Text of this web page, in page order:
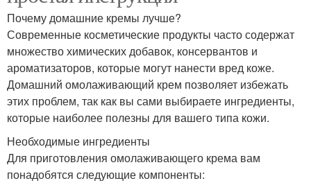
Почему домашние кремы лучше?
Современные косметические продукты часто содержат
множество химических добавок, консервантов и
ароматизаторов, которые могут нанести вред коже.
Домашний омолаживающий крем позволяет избежать
этих проблем, так как вы сами выбираете ингредиенты,
которые наиболее полезны для вашего типа кожи.
Необходимые ингредиенты
Для приготовления омолаживающего крема вам
понадобятся следующие компоненты: